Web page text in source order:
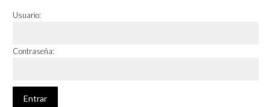
Usuario:
Contraseña: